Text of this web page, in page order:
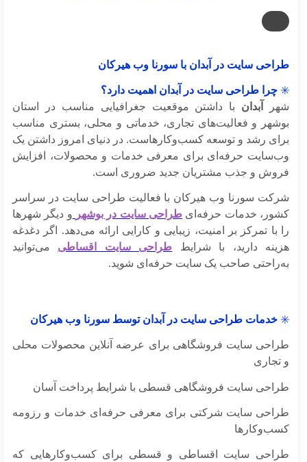
سایت در آبدان با سورنا وب هیرکان
چرا طراحی سایت در آبدان اهمیت دارد؟
آبدان
با داشتن موقعیت جغرافیایی مناسب در استان
و فعالیت‌های تجاری، خدماتی و محلی، بستری مناسب
رشد و توسعه کسب‌وکارهاست. در دنیای امروز داشتن یک
حرفه‌ای برای معرفی خدمات و محصولات، افزایش
و جذب مشتریان جدید ضروری است.
سورنا وب هیرکان با فعالیت طراحی سایت در سراسر
خدمات حرفه‌ای طراحی سایت در بوشهر و دیگر شهرها
با تمرکز بر امنیت، زیبایی و کارایی ارائه می‌دهد. اگر دغدغه
دارید، با شرایططراحی سایت اقساطیمی‌توانید
صاحب یک سایت حرفه‌ای شوید.
خدمات طراحی سایت در آبدان توسط سورنا وب هیرکان
سایت فروشگاهی برای عرضه آنلاین محصولات محلی
سایت فروشگاهی قسطی با شرایط پرداخت آسان
سایت شرکتی برای معرفی حرفه‌ای خدمات و رزومه
سایت اقساطی و قسطی برای کسب‌وکارهایی که